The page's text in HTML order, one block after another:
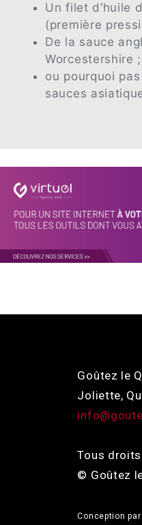
Un filet d’huile
(première
De la sauce
Worcestershire ;
ou pourquoi
sauces
Goûtez le
Joliette,
Tous
© Goûtez
Conception par